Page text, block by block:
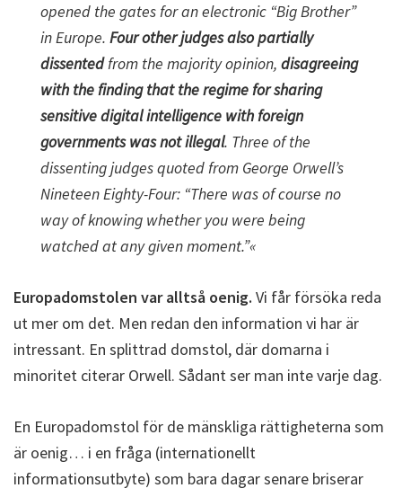
opened the gates for an electronic “Big Brother”
in Europe. Four other judges also partially
dissentedfrom the majority opinion, disagreeing
with the finding that the regime for sharing
sensitive digital intelligence with foreign
governments was not illegal. Three of the
dissenting judges quoted from George Orwell’s
Nineteen Eighty-Four: “There was of course no
way of knowing whether you were being
watched at any given moment.”«
Europadomstolen var alltså oenig. Vi får försöka reda
ut mer om det. Men redan den information vi har är
intressant. En splittrad domstol, där domarna i
minoritet citerar Orwell. Sådant ser man inte varje dag.
En Europadomstol för de mänskliga rättigheterna som
är oenig… i en fråga (internationellt
informationsutbyte) som bara dagar senare briserar